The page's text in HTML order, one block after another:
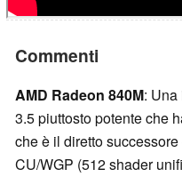
Commenti
AMD Radeon 840M:
3.5 piuttosto potente che
che è il diretto
CU/WGP (512 shader